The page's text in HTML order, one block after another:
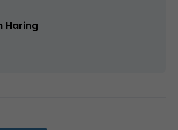
Haring